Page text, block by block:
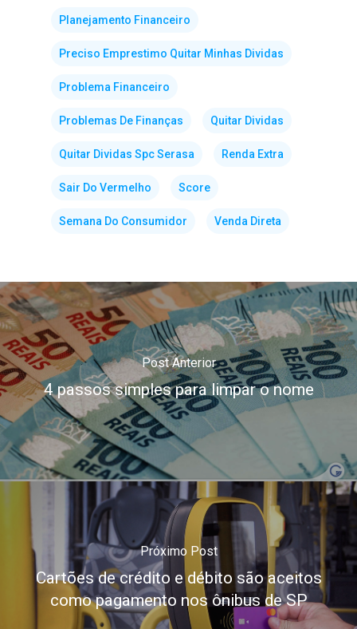
Planejamento Financeiro
Preciso Emprestimo Quitar Minhas Dividas
Problema Financeiro
Problemas De Finanças Quitar Dividas
Quitar Dividas Spc Serasa Renda Extra
Sair Do Vermelho Score
Semana Do Consumidor Venda Direta
Post Anterior
4 passos simples para limpar o nome
Próximo Post
Cartões de crédito e débito são aceitos
como pagamento nos ônibus de SP